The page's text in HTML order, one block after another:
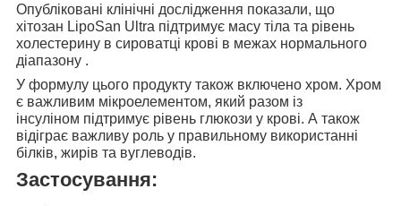
Опубліковані клінічні дослідження показали, що
хітозан LipoSan Ultra підтримує масу тіла та рівень
холестерину в сироватці крові в межах нормального
діапазону .
У формулу цього продукту також включено хром. Хром
є важливим мікроелементом, який разом із
інсуліном підтримує рівень глюкози у крові. А також
відіграє важливу роль у правильному використанні
білків, жирів та вуглеводів.
Застосування: